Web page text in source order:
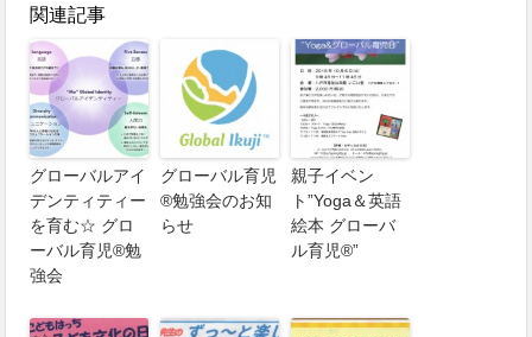
関連記事
グローバルアイ
デンティティー
を育む☆ グロ
ーバル育児®勉
強会
グローバル育児
®勉強会のお知
らせ
親子イベン
ト”Yoga＆英語
絵本 グローバ
ル育児®”